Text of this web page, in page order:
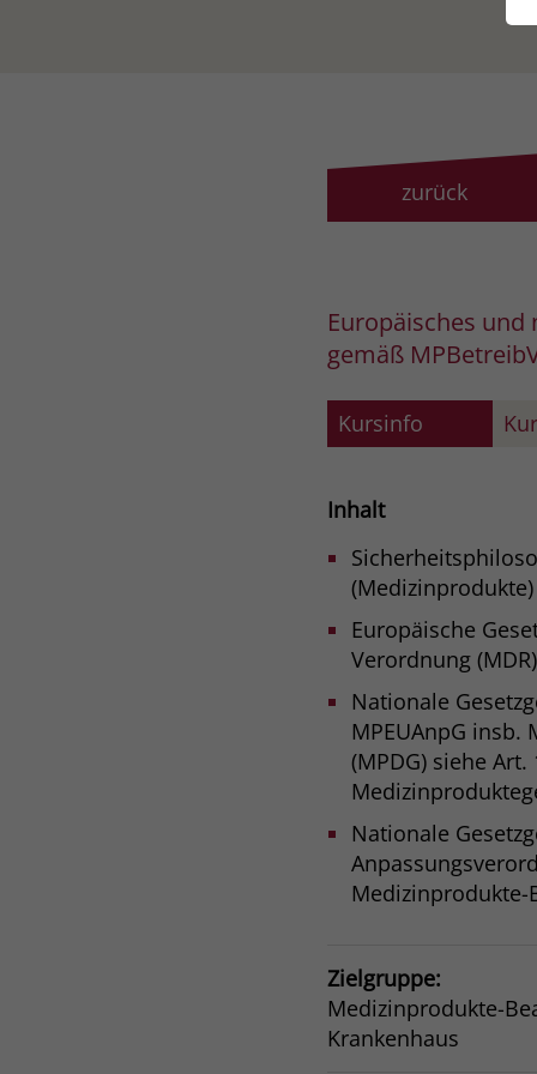
zurück
Europäisches
gemäß
Kursinfo
Inhalt
(Medizinprodukte)
Europäische
Verordnung (MDR)
Nationale
MPEUAnpG
(MPDG) siehe
Nationale
Medizinprodukte-
Zielgruppe:
Medizinprodukte-
Krankenhaus